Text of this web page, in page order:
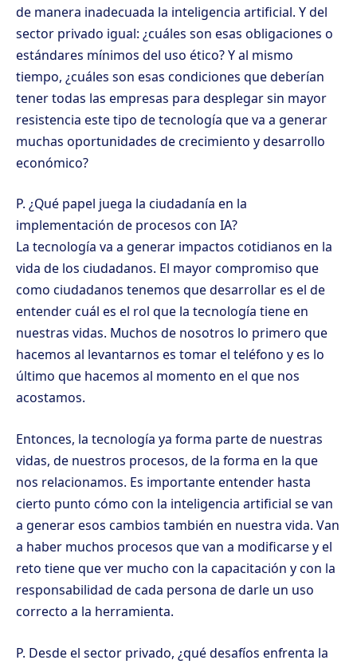
de manera inadecuada la inteligencia artificial. Y del
sector privado igual: ¿cuáles son esas obligaciones o
estándares mínimos del uso ético? Y al mismo
tiempo, ¿cuáles son esas condiciones que deberían
tener todas las empresas para desplegar sin mayor
resistencia este tipo de tecnología que va a generar
muchas oportunidades de crecimiento y desarrollo
económico?
P. ¿Qué papel juega la ciudadanía en la
implementación de procesos con IA?
La tecnología va a generar impactos cotidianos en la
vida de los ciudadanos. El mayor compromiso que
como ciudadanos tenemos que desarrollar es el de
entender cuál es el rol que la tecnología tiene en
nuestras vidas. Muchos de nosotros lo primero que
hacemos al levantarnos es tomar el teléfono y es lo
último que hacemos al momento en el que nos
acostamos.
Entonces, la tecnología ya forma parte de nuestras
vidas, de nuestros procesos, de la forma en la que
nos relacionamos. Es importante entender hasta
cierto punto cómo con la inteligencia artificial se van
a generar esos cambios también en nuestra vida. Van
a haber muchos procesos que van a modificarse y el
reto tiene que ver mucho con la capacitación y con la
responsabilidad de cada persona de darle un uso
correcto a la herramienta.
P. Desde el sector privado, ¿qué desafíos enfrenta la